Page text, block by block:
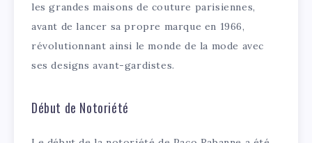
les grandes maisons de couture parisiennes,
avant de lancer sa propre marque en 1966,
révolutionnant ainsi le monde de la mode avec
ses designs avant-gardistes.
Début de Notoriété